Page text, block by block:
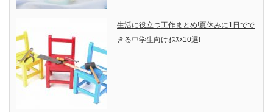
生活に役立つ工作まとめ!夏休みに1日でで
きる中学生向けｵｽｽﾒ10選!